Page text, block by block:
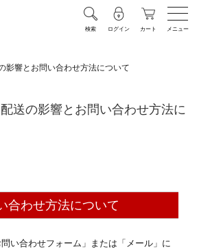
検索 ログイン カート メニュー
影響とお問い合わせ方法について
送の影響とお問い合わせ方法に
合わせ方法について
い合わせフォーム」または「メール」に